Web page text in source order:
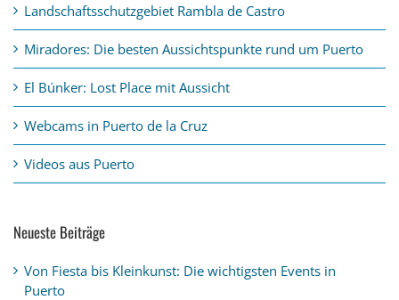
Landschaftsschutzgebiet Rambla de Castro
Miradores: Die besten Aussichtspunkte rund um Puerto
El Búnker: Lost Place mit Aussicht
Webcams in Puerto de la Cruz
Videos aus Puerto
Neueste Beiträge
Von Fiesta bis Kleinkunst: Die wichtigsten Events in
Puerto